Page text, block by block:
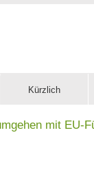
Kürzlich
mit EU-